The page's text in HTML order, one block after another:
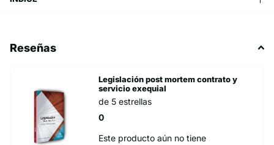
Reseñas
Legislación post mortem contrato y
servicio exequial
0
de 5 estrellas
Este producto aún no tiene